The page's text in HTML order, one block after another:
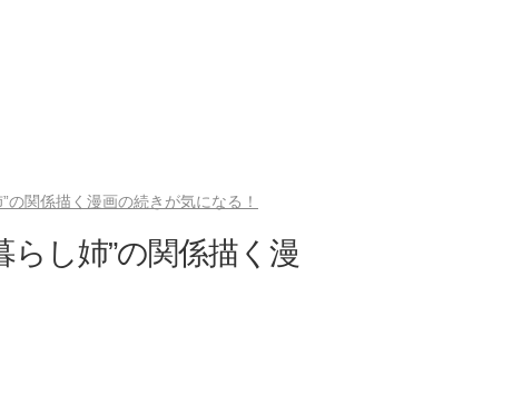
関係描く漫画の続きが気になる！
らし姉”の関係描く漫